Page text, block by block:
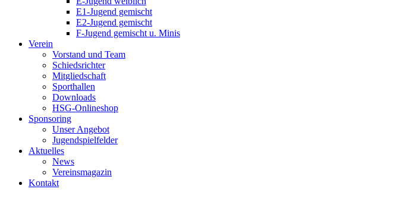
E1-Jugend gemischt
E2-Jugend gemischt
F-Jugend gemischt u. Minis
Verein
Vorstand und Team
Schiedsrichter
Mitgliedschaft
Sporthallen
Downloads
HSG-Onlineshop
Sponsoring
Unser Angebot
Jugendspielfelder
Aktuelles
News
Vereinsmagazin
Kontakt